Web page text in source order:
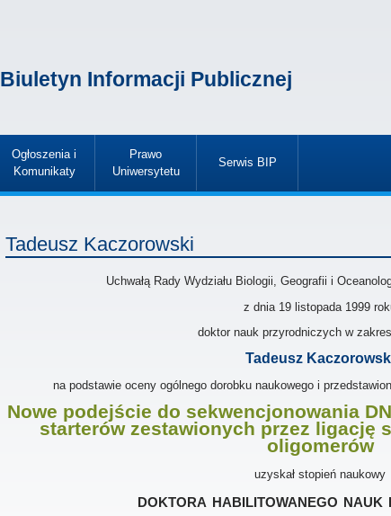
Biuletyn Informacji Publicznej
Ogłoszenia i
Komunikaty
»
Prawo
Uniwersytetu
»
Serwis BIP
»
Tadeusz Kaczorowski
Uchwałą Rady Wydziału Biologii, Geografii i
z dnia 19 listopada 1999
doktor nauk przyrodniczych w
Tadeusz
na podstawie oceny ogólnego dorobku naukowego i
Nowe podejście do sekwencjonowania
starterów zestawionych przez ligację
oligomerów
uzyskał stopień naukowy
doktora habilitowanego nauk